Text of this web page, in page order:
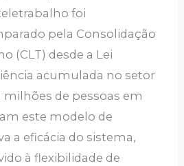
foi
pela Consolidação
(CLT) desde a Lei
acumulada no setor
milhões de pessoas em
este modelo de
a eficácia do sistema,
à flexibilidade de